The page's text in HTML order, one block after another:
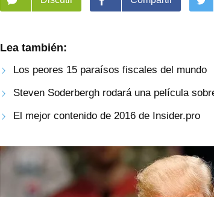
Lea también:
Los peores 15 paraísos fiscales del mundo
Steven Soderbergh rodará una película
El mejor contenido de 2016 de Insider.pro